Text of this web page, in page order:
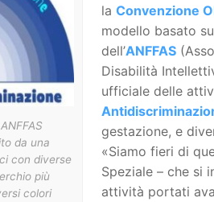
da una
con diverse
più
colori
la Convenzione
modello basato
dell’ANFFAS
Disabilità
ufficiale delle
gestazione, e
«Siamo fieri di
Speziale – che si
attività portati